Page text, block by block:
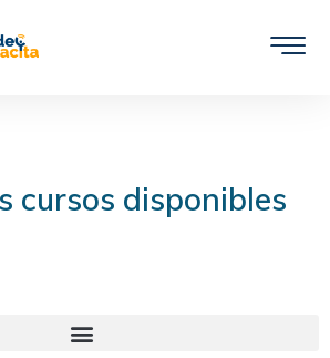
cursos disponibles